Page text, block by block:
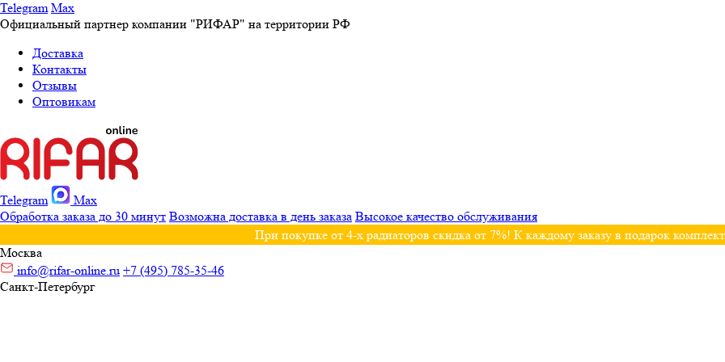
Telegram Max
Официальный партнер компании "РИФАР" на территории РФ
Доставка
Контакты
Отзывы
Оптовикам
Telegram
Max
Обработка заказа до 30 минут Возможна доставка в день заказа Высокое качество обслуживания
При покупке от 4-х радиаторов скидка от 7%! К каждому заказу в подарок
Москва
info@rifar-online.ru +7 (495) 785-35-46
Санкт-Петербург